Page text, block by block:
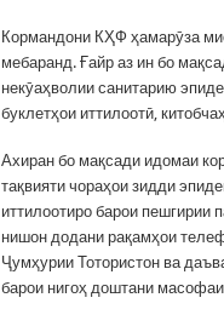
Кормандони КҲФ ҳамарӯза
мебаранд. Ғайр аз ин бо
некӯаҳволии санитарию
буклетҳои иттилоотӣ,
Ахиран бо мақсади идомаи
тақвияти чораҳои зидди
иттилоотиро барои пешгирии
нишон додани рақамҳои
Ҷумҳурии Тотористон ва
барои нигоҳ доштани